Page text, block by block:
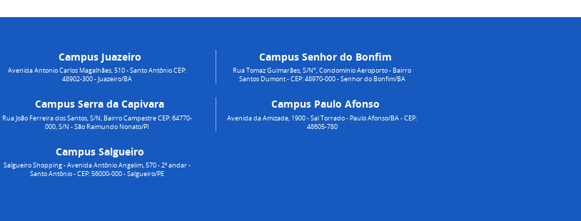
Campus Juazeiro
Avenida Antonio Carlos Magalhães, 510 - Santo Antônio CEP:
48902-300 - Juazeiro/BA
Campus Serra da Capivara
Rua João Ferreira dos Santos, S/N, Bairro Campestre CEP: 64770-
000, S/N - São Raimundo Nonato/PI
Campus Salgueiro
Salgueiro Shopping - Avenida Antônio Angelim, 570 - 2º andar -
Santo Antônio - CEP: 56000-000 - Salgueiro/PE
Campus Senhor do Bonfim
Rua Tomaz Guimarães, S/N°, Condomínio Aeroporto - Bairro
Santos Dumont - CEP: 48970-000 - Senhor do Bonfim/BA
Campus Paulo Afonso
Avenida da Amizade, 1900 - Sal Torrado - Paulo Afonso/BA - CEP:
48605-780